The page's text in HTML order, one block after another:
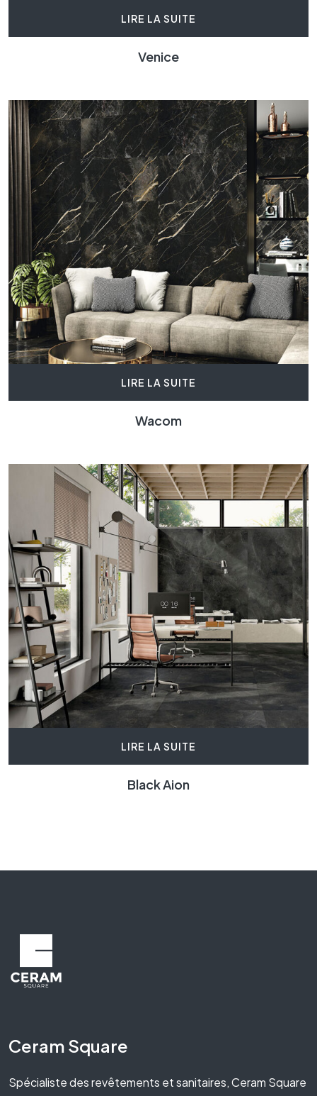
LIRE LA SUITE
Venice
LIRE LA SUITE
Wacom
LIRE LA SUITE
Black Aion
Ceram Square
Spécialiste des revêtements et sanitaires, Ceram Square